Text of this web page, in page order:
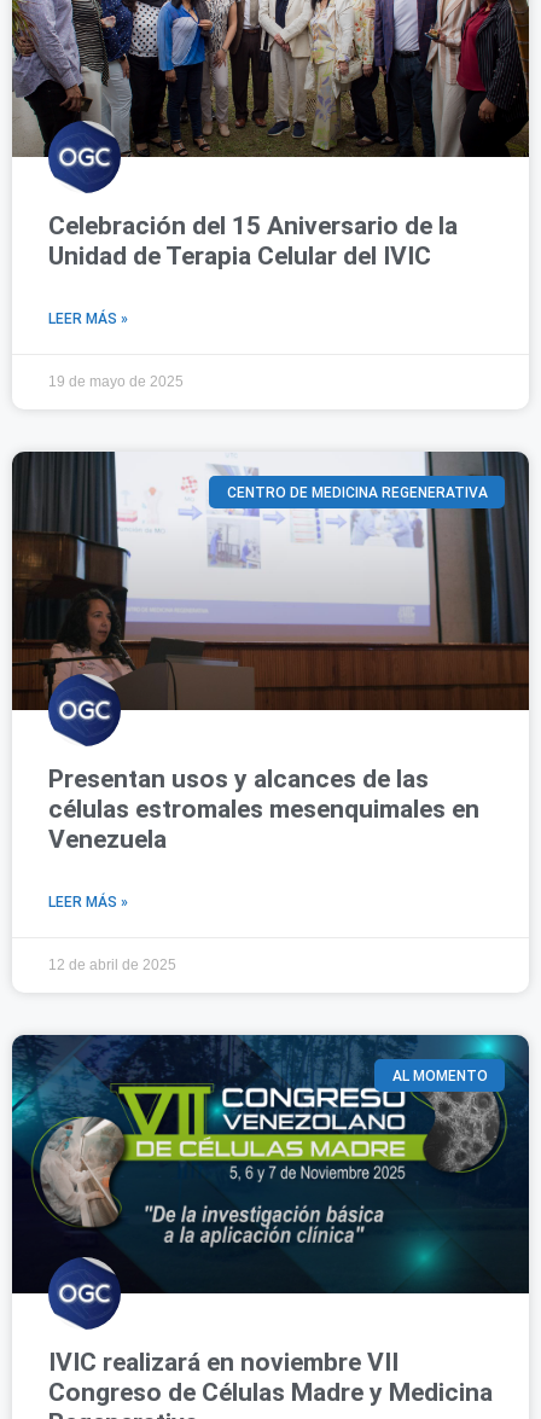
Celebración del 15 Aniversario de la
Unidad de Terapia Celular del IVIC
LEER MÁS »
19 de mayo de 2025
CENTRO DE MEDICINA REGENERATIVA
Presentan usos y alcances de las
células estromales mesenquimales en
Venezuela
LEER MÁS »
12 de abril de 2025
AL MOMENTO
IVIC realizará en noviembre VII
Congreso de Células Madre y Medicina